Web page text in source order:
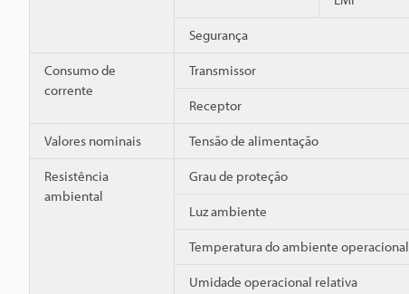
Segurança
Consumo de
corrente
Transmissor
Receptor
Valores nominais Tensão de alimentação
Resistência
ambiental
Grau de proteção
Luz ambiente
Temperatura do ambiente operacional
Umidade operacional relativa